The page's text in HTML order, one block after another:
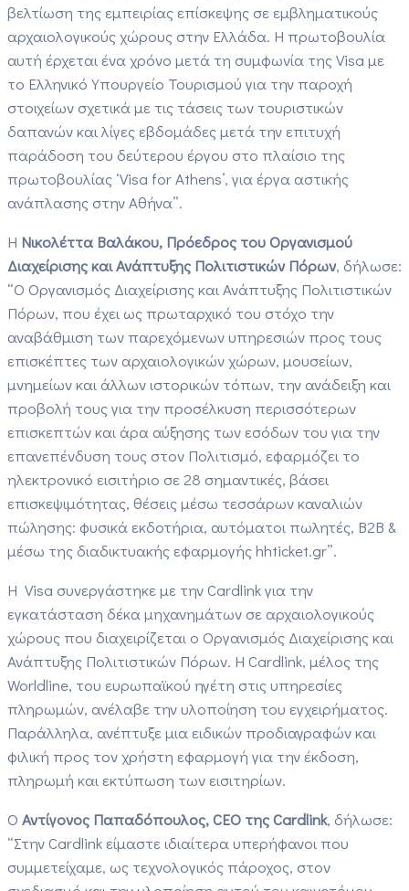
βελτίωση της εμπειρίας επίσκεψης σε εμβληματικούς
αρχαιολογικούς χώρους στην Ελλάδα. Η πρωτοβουλία
αυτή έρχεται ένα χρόνο μετά τη συμφωνία της Visa με
το Ελληνικό Υπουργείο Τουρισμού για την παροχή
στοιχείων σχετικά με τις τάσεις των τουριστικών
δαπανών και λίγες εβδομάδες μετά την επιτυχή
παράδοση του δεύτερου έργου στο πλαίσιο της
πρωτοβουλίας ‘Visa for Athens’, για έργα αστικής
ανάπλασης στην Αθήνα”.
Η Νικολέττα Βαλάκου, Πρόεδρος του Οργανισμού
Διαχείρισης και Ανάπτυξης Πολιτιστικών Πόρων, δήλωσε:
“Ο Οργανισμός Διαχείρισης και Ανάπτυξης Πολιτιστικών
Πόρων, που έχει ως πρωταρχικό του στόχο την
αναβάθμιση των παρεχόμενων υπηρεσιών προς τους
επισκέπτες των αρχαιολογικών χώρων, μουσείων,
μνημείων και άλλων ιστορικών τόπων, την ανάδειξη και
προβολή τους για την προσέλκυση περισσότερων
επισκεπτών και άρα αύξησης των εσόδων του για την
επανεπένδυση τους στον Πολιτισμό, εφαρμόζει το
ηλεκτρονικό εισιτήριο σε 28 σημαντικές, βάσει
επισκεψιμότητας, θέσεις μέσω τεσσάρων καναλιών
πώλησης: φυσικά εκδοτήρια, αυτόματοι πωλητές, B2B &
μέσω της διαδικτυακής εφαρμογής hhticket.gr”.
Η Visa συνεργάστηκε με την Cardlink για την
εγκατάσταση δέκα μηχανημάτων σε αρχαιολογικούς
χώρους που διαχειρίζεται ο Οργανισμός Διαχείρισης και
Ανάπτυξης Πολιτιστικών Πόρων. Η Cardlink, μέλος της
Worldline, του ευρωπαϊκού ηγέτη στις υπηρεσίες
πληρωμών, ανέλαβε την υλοποίηση του εγχειρήματος.
Παράλληλα, ανέπτυξε μια ειδικών προδιαγραφών και
φιλική προς τον χρήστη εφαρμογή για την έκδοση,
πληρωμή και εκτύπωση των εισιτηρίων.
Ο Αντίγονος Παπαδόπουλος, CEO της Cardlink, δήλωσε:
“Στην Cardlink είμαστε ιδιαίτερα υπερήφανοι που
συμμετείχαμε, ως τεχνολογικός πάροχος, στον